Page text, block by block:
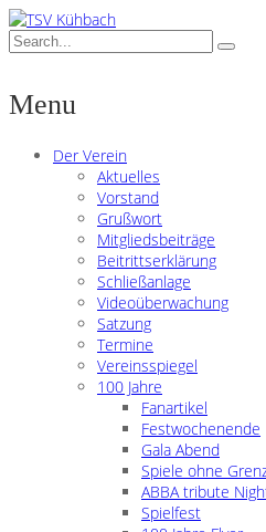
Menu
Der Verein
Aktuelles
Vorstand
Grußwort
Mitgliedsbeiträge
Beitrittserklärung
Schließanlage
Videoüberwachung
Satzung
Termine
Vereinsspiegel
100 Jahre
Fanartikel
Festwochenende
Gala Abend
Spiele ohne
ABBA tribute
Spielfest